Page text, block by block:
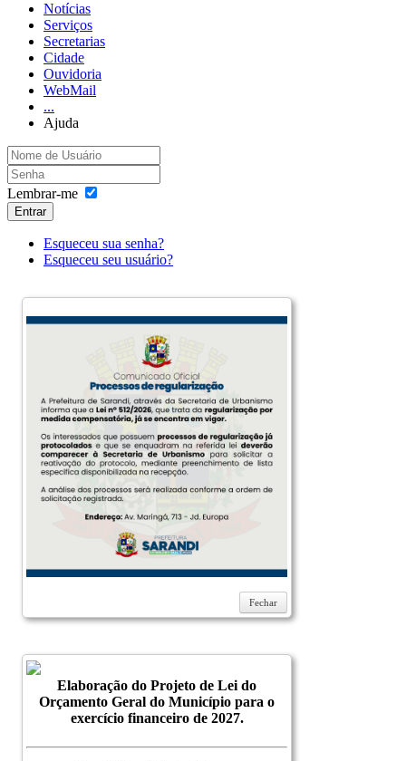
Notícias
Serviços
Secretarias
Cidade
Ouvidoria
WebMail
...
Ajuda
Lembrar-me
Entrar
Esqueceu sua senha?
Esqueceu seu usuário?
Fechar
Elaboração do Projeto de Lei do
Orçamento Geral do Município para o
exercício financeiro de 2027.